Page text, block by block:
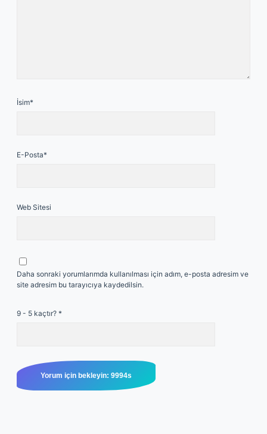
İsim*
E-Posta*
Web Sitesi
Daha sonraki yorumlarımda kullanılması için adım, e-posta adresim ve
site adresim bu tarayıcıya kaydedilsin.
9 - 5 kaçtır? *